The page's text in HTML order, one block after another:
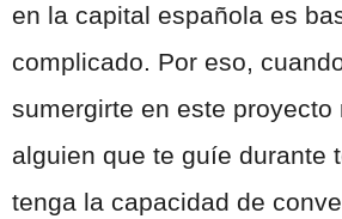
en la capital española es
complicado. Por eso,
sumergirte en este proyecto
alguien que te guíe durante
tenga la capacidad de